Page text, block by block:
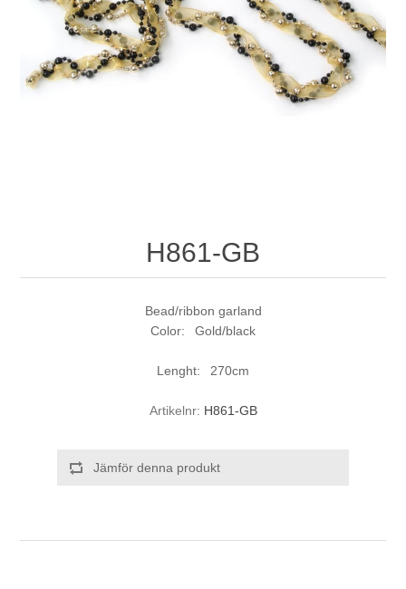
H861-GB
Bead/ribbon garland
Color: Gold/black
Lenght: 270cm
Artikelnr: H861-GB
Jämför denna produkt